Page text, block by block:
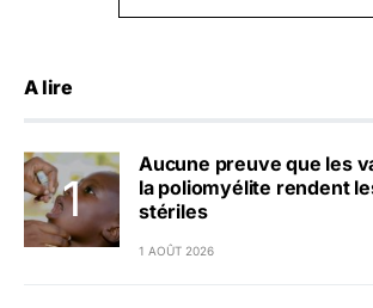
A lire
Aucune preuve que les
la poliomyélite rendent
stériles
1 AOÛT 2026